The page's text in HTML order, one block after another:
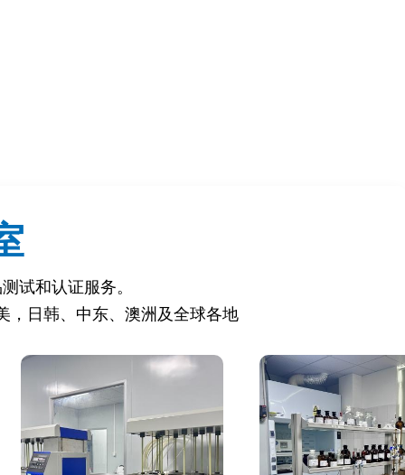
试和认证服务。
，日韩、中东、澳洲及全球各地